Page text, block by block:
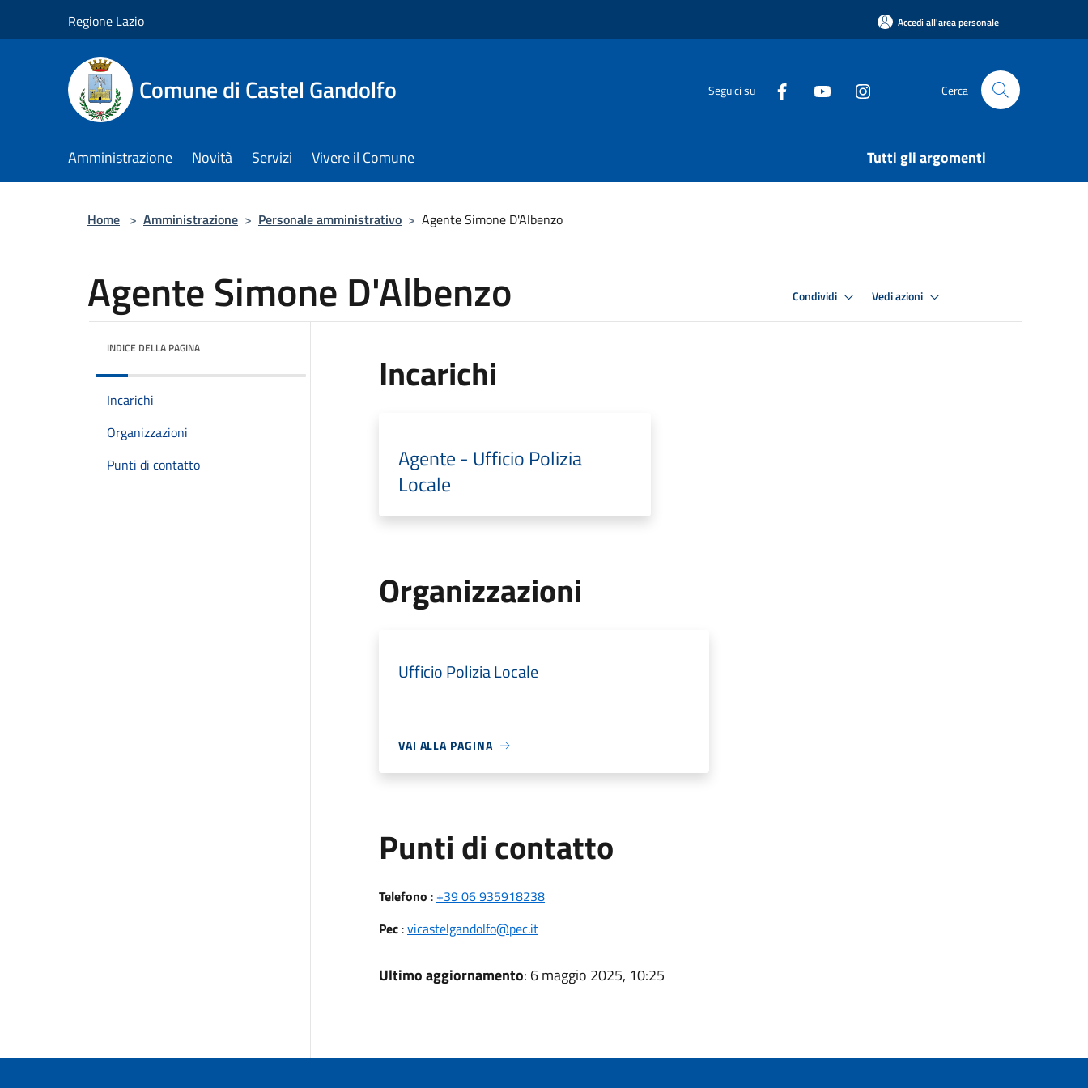
Regione Lazio Accedi all'area personale
Comune di Castel Gandolfo Seguici su Cerca
Amministrazione Novità Servizi Vivere il Comune Tutti gli argomenti
Home > Amministrazione > Personale amministrativo > Agente Simone D'Albenzo
Agente Simone D'Albenzo Condividi Vedi azioni
INDICE DELLA PAGINA
Incarichi
Organizzazioni
Punti di contatto
Incarichi
Agente - Ufficio Polizia
Locale
Organizzazioni
Ufficio Polizia Locale
VAI ALLA PAGINA
Punti di contatto
Telefono : +39 06 935918238
Pec:vicastelgandolfo@pec.it
Ultimo aggiornamento: 6 maggio 2025, 10:25